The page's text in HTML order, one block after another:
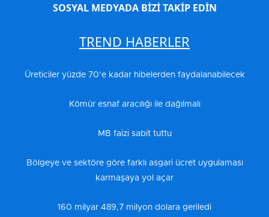
SOSYAL MEDYADA BİZİ TAKİP EDİN
TREND HABERLER
Üreticiler yüzde 70’e kadar hibelerden faydalanabilecek
Kömür esnaf aracılığı ile dağılmalı
MB faizi sabit tuttu
Bölgeye ve sektöre göre farklı asgari ücret uygulaması
karmaşaya yol açar
160 milyar 489,7 milyon dolara geriledi